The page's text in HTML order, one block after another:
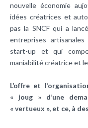
nouvelle économie
idées créatrices et
pas la SNCF qui a
entreprises
start-up et qui
maniabilité créatrice et
L’offre et
« joug » d’une
« vertueux », et ce, à